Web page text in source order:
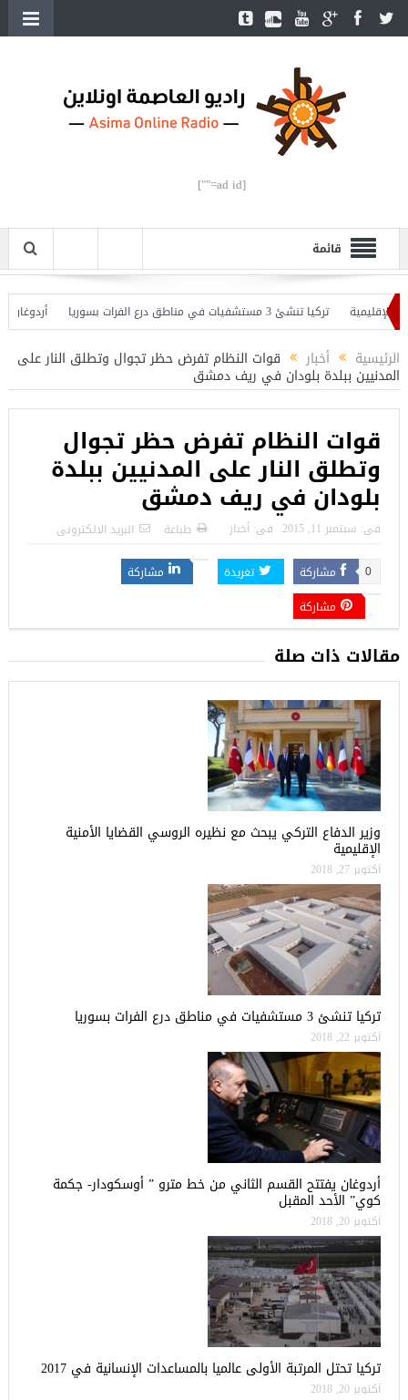
[ad id=""]
قائمة
تركيا تنشئ 3 مستشفيات في مناطق درع الفرات بسوريا
أردوغان
الرئيسية أخبار قوات النظام تفرض حظر تجوال وتطلق النار على
المدنيين ببلدة بلودان في ريف دمشق
قوات النظام تفرض حظر تجوال
وتطلق النار على المدنيين ببلدة
بلودان في ريف دمشق
فى: سبتمبر 11, 2015 فى: أخبار طباعة البريد الالكترونى
مشاركة 0 تغريدة
مشاركة
مشاركة
مقالات ذات صلة
وزير الدفاع التركي يبحث مع نظيره الروسي القضايا الأمنية
الإقليمية
أكتوبر 27, 2018
تركيا تنشئ 3 مستشفيات في مناطق درع الفرات بسوريا
أكتوبر 22, 2018
أردوغان يفتتح القسم الثاني من خط مترو ” أوسكودار- جكمة
كوي” الأحد المقبل
أكتوبر 20, 2018
تركيا تحتل المرتبة الأولى عالميا بالمساعدات الإنسانية في 2017
أكتوبر 20, 2018